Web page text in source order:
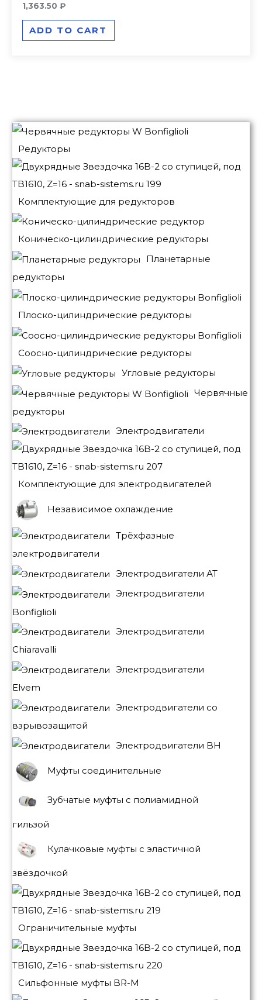
Редукторы
Комплектующие для редукторов
Коническо-цилиндрические редукторы
Планетарные
редукторы
Плоско-цилиндрические редукторы
Соосно-цилиндрические редукторы
Угловые редукторы
Червячные
редукторы
Электродвигатели
Комплектующие для электродвигателей
Независимое охлаждение
Трёхфазные
электродвигатели
Электродвигатели АТ
Электродвигатели
Bonfiglioli
Электродвигатели
Chiaravalli
Электродвигатели
Elvem
Электродвигатели со
взрывозащитой
Электродвигатели BH
Муфты соединительные
Зубчатые муфты с полиамидной
гильзой
Кулачковые муфты с эластичной
звёздочкой
Ограничительные муфты
Сильфонные муфты BR-M
Rated
out
1,363.50 ₽
ADD TO CART